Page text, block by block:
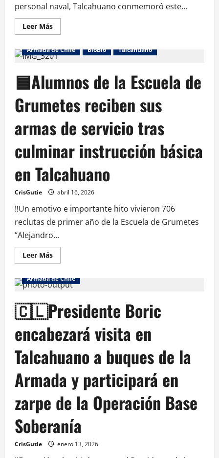
personal naval, Talcahuano conmemoró este...
Leer Más
Armada de Chile BioBio Talcahuano
🟦Alumnos de la Escuela de
Grumetes reciben sus
armas de servicio tras
culminar instrucción básica
en Talcahuano
CrisGutie abril 16, 2026
‼️Un emotivo e importante hito vivieron 706
reclutas de primer año de la Escuela de Grumetes
“Alejandro...
Leer Más
Armada de Chile
🇨🇱Presidente Boric
encabezará visita en
Talcahuano a buques de la
Armada y participará en
zarpe de la Operación Base
Soberanía
CrisGutie enero 13, 2026